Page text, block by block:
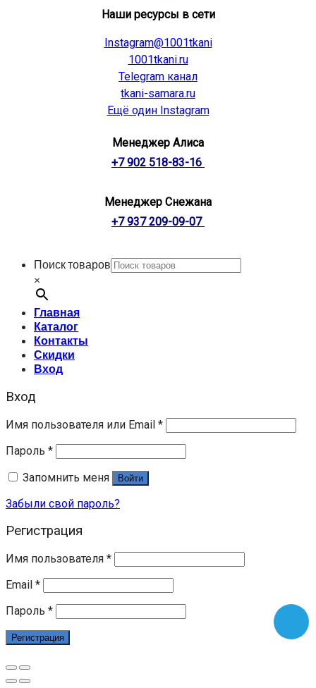
Наши ресурсы в сети
Instagram@1001tkani
1001tkani.ru
Telegram канал
tkani-samara.ru
Ещё один Instagram
Менеджер Алиса
+7 902 518-83-16
Менеджер Снежана
+7 937 209-09-07
Поиск товаров
×
Главная
Каталог
Контакты
Скидки
Вход
Вход
Имя пользователя или Email *
Пароль *
Запомнить меня
Войти
Забыли свой пароль?
Регистрация
Имя пользователя *
Email *
Пароль *
Регистрация